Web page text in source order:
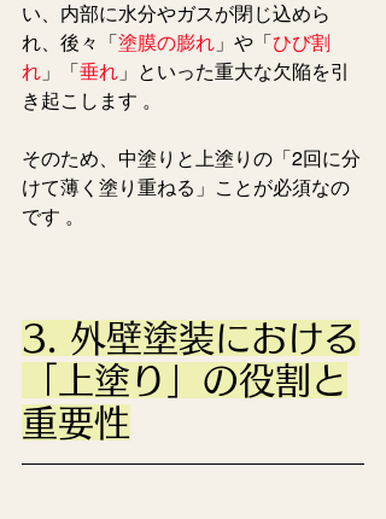
い、内部に水分やガスが閉じ込めら
れ、後々「塗膜の膨れ 」や「ひび割
れ 」「垂れ 」といった重大な欠陥を引
き起こします 。
そのため、中塗りと上塗りの「2回に分
けて薄く塗り重ねる」ことが必須なの
です 。
3. 外壁塗装における
「上塗り」の役割と
重要性